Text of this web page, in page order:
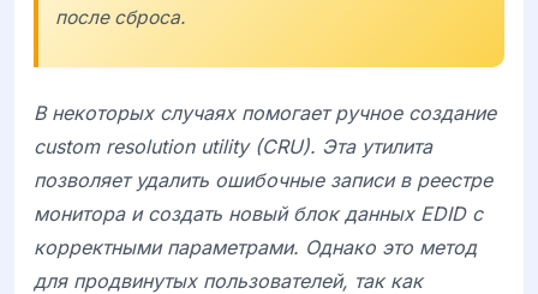
после сброса.
В некоторых случаях помогает ручное создание
custom resolution utility (CRU). Эта утилита
позволяет удалить ошибочные записи в реестре
монитора и создать новый блок данных EDID с
корректными параметрами. Однако это метод
для продвинутых пользователей, так как